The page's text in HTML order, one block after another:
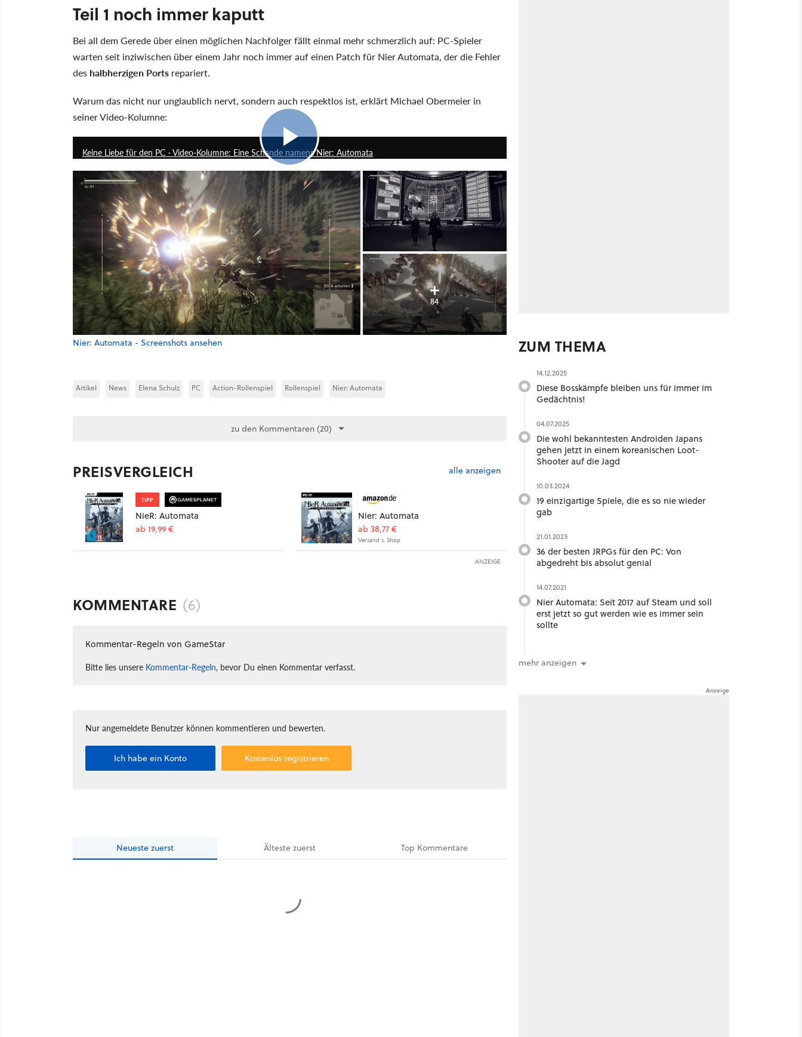
Teil 1 noch immer kaputt
Bei all dem Gerede über einen möglichen Nachfolger fällt einmal mehr schmerzlich auf: PC-Spieler
warten seit inziwischen über einem Jahr noch immer auf einen Patch für Nier Automata, der die Fehler
des halbherzigen Ports repariert.
Warum das nicht nur unglaublich nervt, sondern auch respektlos ist, erklärt Michael Obermeier in
seiner Video-Kolumne:
Keine Liebe für den PC - Video-Kolumne: Eine Schande namens Nier: Automata
84
Nier: Automata - Screenshots ansehen
Artikel News Elena Schulz PC Action-Rollenspiel Rollenspiel Nier: Automata
zu den Kommentaren (20)
PREISVERGLEICH alle anzeigen
TIPP
NieR: Automata
ab 19,99 €
Nier: Automata
ab 38,77 €
Versand s. Shop
ANZEIGE
KOMMENTARE (6)
Kommentar-Regeln von GameStar
Bitte lies unsere Kommentar-Regeln, bevor Du einen Kommentar verfasst.
Nur angemeldete Benutzer können kommentieren und bewerten.
Ich habe ein Konto Kostenlos registrieren
Neueste zuerst Ältestezuerst Top Kommentare
ZUM THEMA
14.12.2025
Diese Bosskämpfe bleiben uns für immer im
Gedächtnis!
04.07.2025
Die wohl bekanntesten Androiden Japans
gehen jetzt in einem koreanischen Loot-
Shooter auf die Jagd
10.03.2024
19 einzigartige Spiele, die es so nie wieder
gab
21.01.2023
36 der besten JRPGs für den PC: Von
abgedreht bis absolut genial
14.07.2021
Nier Automata: Seit 2017 auf Steam und soll
erst jetzt so gut werden wie es immer sein
sollte
mehr anzeigen